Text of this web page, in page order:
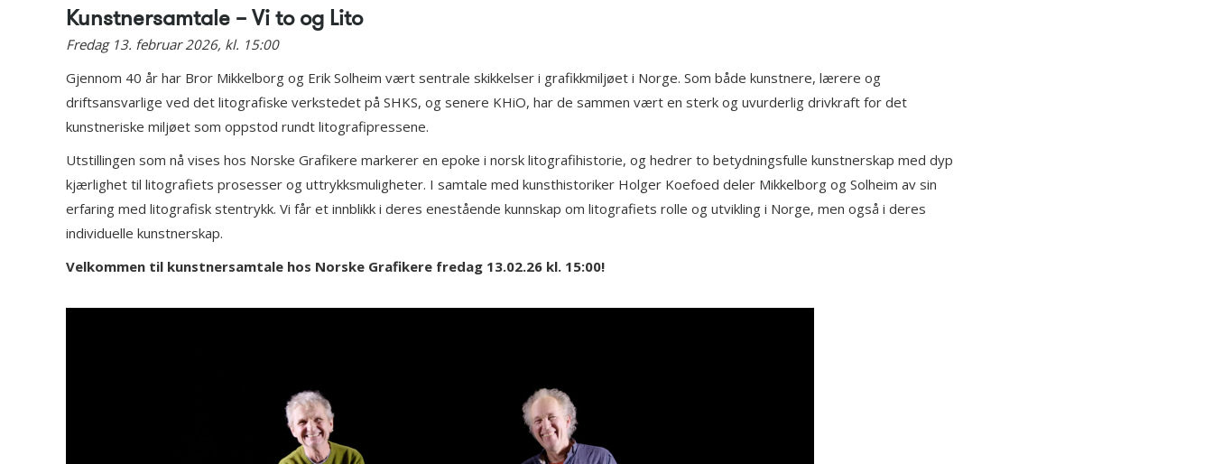
Kunstnersamtale – Vi to og Lito
Fredag 13. februar 2026, kl. 15:00
Gjennom 40 år har Bror Mikkelborg og Erik Solheim vært sentrale skikkelser i grafikkmiljøet i Norge. Som både kunstnere, lærere og
driftsansvarlige ved det litografiske verkstedet på SHKS, og senere KHiO, har de sammen vært en sterk og uvurderlig drivkraft for det
kunstneriske miljøet som oppstod rundt litografipressene.
Utstillingen som nå vises hos Norske Grafikere markerer en epoke i norsk litografihistorie, og hedrer to betydningsfulle kunstnerskap med dyp
kjærlighet til litografiets prosesser og uttrykksmuligheter. I samtale med kunsthistoriker Holger Koefoed deler Mikkelborg og Solheim av sin
erfaring med litografisk stentrykk. Vi får et innblikk i deres enestående kunnskap om litografiets rolle og utvikling i Norge, men også i deres
individuelle kunstnerskap.
Velkommen til kunstnersamtale hos Norske Grafikere fredag 13.02.26 kl. 15:00!